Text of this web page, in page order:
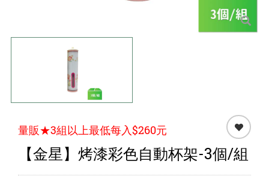
量販★3組以上最低每入$260元
【金星】烤漆彩色自動杯架-3個/組